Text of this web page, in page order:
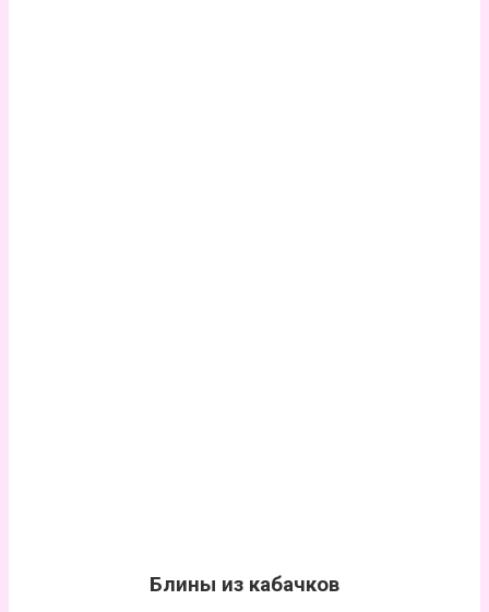
Блины из кабачков